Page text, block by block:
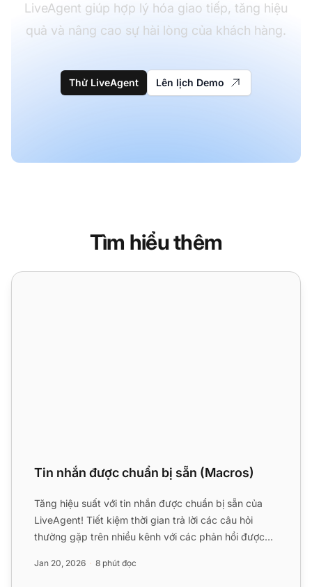
LiveAgent giúp hợp lý hóa giao tiếp, tăng hiệu
quả và nâng cao sự hài lòng của khách hàng.
Thử LiveAgent Lên lịch Demo
Tìm hiểu thêm
Tin nhắn được chuẩn bị sẵn (Macros)
Tin nhắn được chuẩn bị sẵn (Macros)
Tăng hiệu suất với tin nhắn được chuẩn bị sẵn của
LiveAgent! Tiết kiệm thời gian trả lời các câu hỏi
thường gặp trên nhiều kênh với các phản hồi được
Jan 20, 2026 8 phút đọc